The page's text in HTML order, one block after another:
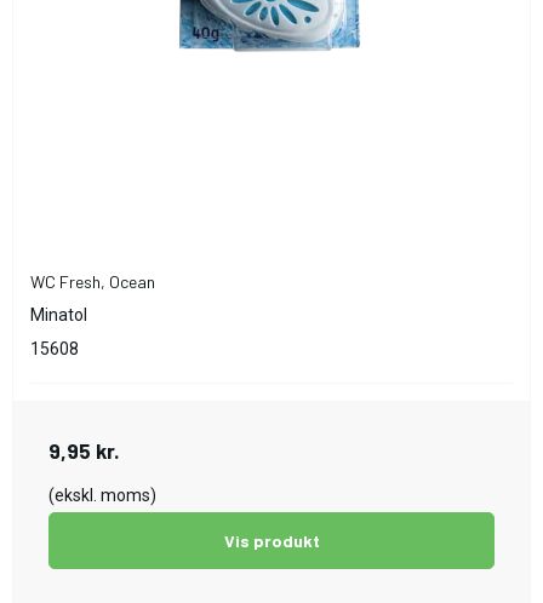
WC Fresh, Ocean
Minatol
15608
9,95 kr.
(ekskl. moms)
Vis produkt